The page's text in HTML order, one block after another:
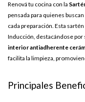
Renová tu cocina con la
pensada para quienes
cada preparación. Esta
Inducción, destacándose por
interior antiadherente
facilita la limpieza,
Principales